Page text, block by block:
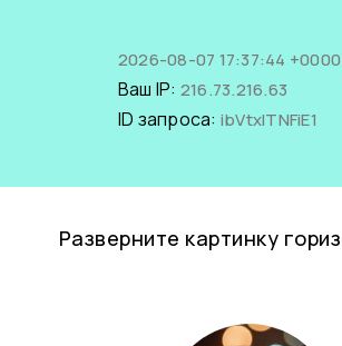
2026-08-07 17:37:44 +0000
Ваш IP: 216.73.216.63
ID запроса: ibVtxITNFiE1
Разверните картинку